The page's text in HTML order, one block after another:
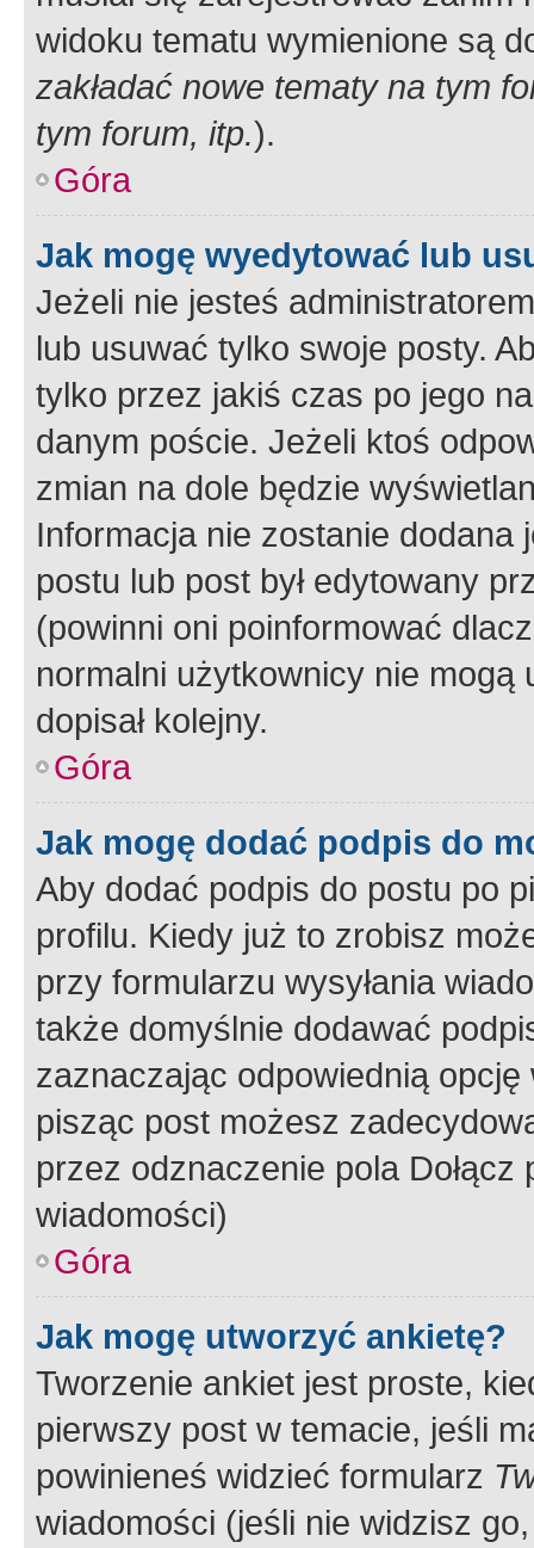
widoku tematu wymienione są
zakładać nowe tematy na tym
tym forum, itp.).
Góra
Jak mogę wyedytować lub
Jeżeli nie jesteś
lub usuwać tylko swoje posty.
tylko przez jakiś czas po jego
danym poście. Jeżeli ktoś
zmian na dole będzie
Informacja nie zostanie dodana
postu lub post był edytowany
(powinni oni poinformować
normalni użytkownicy nie
dopisał kolejny.
Góra
Jak mogę dodać podpis do
Aby dodać podpis do postu po
profilu. Kiedy już to zrobisz
przy formularzu wysyłania
także domyślnie dodawać
zaznaczając odpowiednią
pisząc post możesz
przez odznaczenie pola
wiadomości)
Góra
Jak mogę utworzyć ankietę?
Tworzenie ankiet jest proste,
pierwszy post w temacie, jeśli
powinieneś widzieć formularz
wiadomości (jeśli nie widzisz